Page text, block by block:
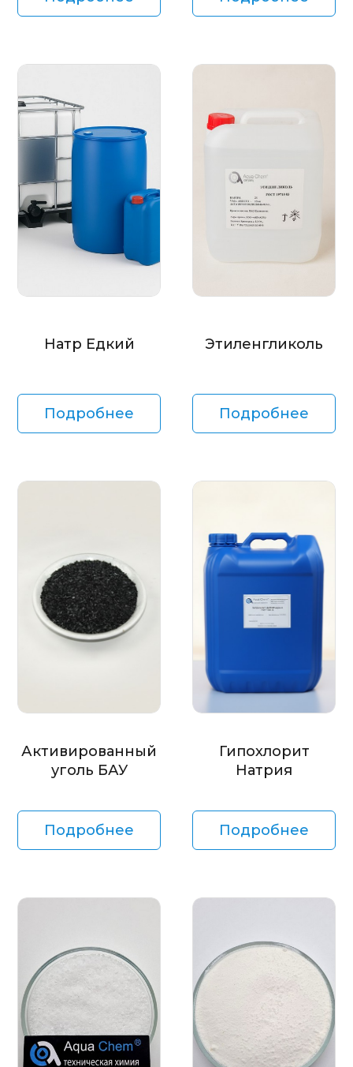
Натр Едкий
Подробнее
Этиленгликоль
Подробнее
Активированный
уголь БАУ
Подробнее
Гипохлорит
Натрия
Подробнее